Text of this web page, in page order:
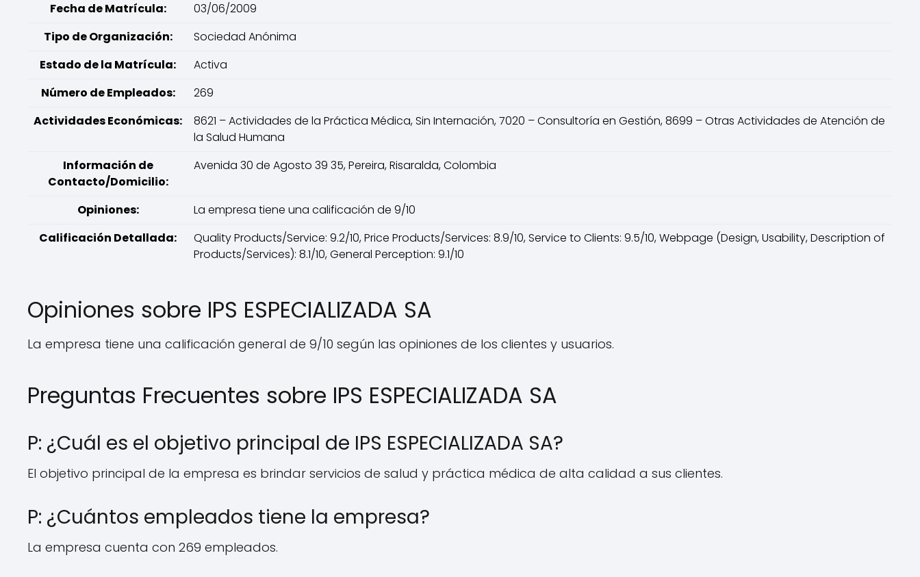
Fecha de Matrícula:
03/06/2009
Tipo de Organización:
Sociedad Anónima
Estado de la Matrícula:
Activa
Número de Empleados:
269
Actividades Económicas:
8621 – Actividades de la Práctica Médica, Sin Internación, 7020 – Consultoría en Gestión, 8699 – Otras Actividades de Atención de
la Salud Humana
Información de
Contacto/Domicilio:
Avenida 30 de Agosto 39 35, Pereira, Risaralda, Colombia
Opiniones:
La empresa tiene una calificación de 9/10
Calificación Detallada:
Quality Products/Service: 9.2/10, Price Products/Services: 8.9/10, Service to Clients: 9.5/10, Webpage (Design, Usability, Description of
Products/Services): 8.1/10, General Perception: 9.1/10
Opiniones sobre IPS ESPECIALIZADA SA
La empresa tiene una calificación general de 9/10 según las opiniones de los clientes y usuarios.
Preguntas Frecuentes sobre IPS ESPECIALIZADA SA
P: ¿Cuál es el objetivo principal de IPS ESPECIALIZADA SA?
El objetivo principal de la empresa es brindar servicios de salud y práctica médica de alta calidad a sus clientes.
P: ¿Cuántos empleados tiene la empresa?
La empresa cuenta con 269 empleados.